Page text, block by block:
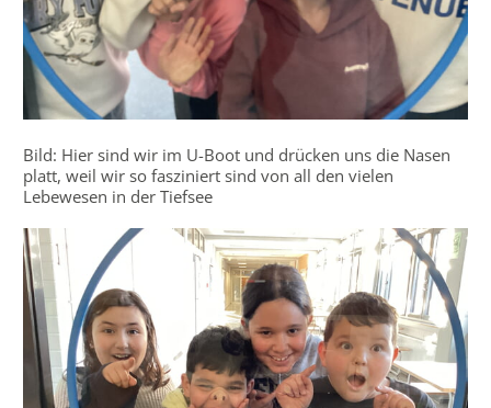
Bild: Hier sind wir im U-Boot und drücken uns die Nasen
platt, weil wir so fasziniert sind von all den vielen
Lebewesen in der Tiefsee